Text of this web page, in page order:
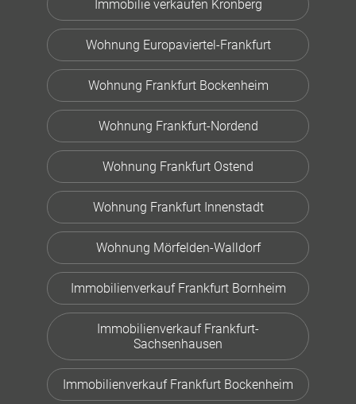
Immobilie verkaufen Kronberg
Wohnung Europaviertel-Frankfurt
Wohnung Frankfurt Bockenheim
Wohnung Frankfurt-Nordend
Wohnung Frankfurt Ostend
Wohnung Frankfurt Innenstadt
Wohnung Mörfelden-Walldorf
Immobilienverkauf Frankfurt Bornheim
Immobilienverkauf Frankfurt-
Sachsenhausen
Immobilienverkauf Frankfurt Bockenheim